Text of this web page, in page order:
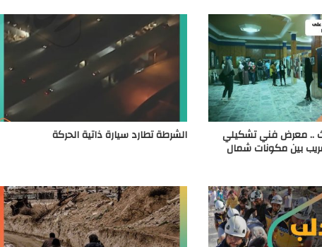
.. معرض فني تشكيلي
بين مكونات شمال
الشرطة تطارد سيارة ذاتية الحركة